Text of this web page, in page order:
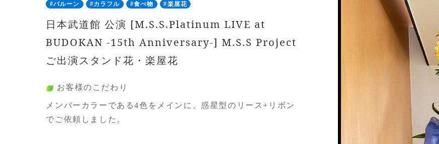
#バルーン
#カラフル #食べ物 #楽屋花
日本武道館 公演 [M.S.S.Platinum LIVE at
BUDOKAN -15th Anniversary-] M.S.S Project
ご出演スタンド花・楽屋花
お客様のこだわり
メンバーカラーである4色をメインに、惑星型のリース+リボン
でご依頼しました。